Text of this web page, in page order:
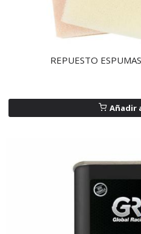
REPUESTO
Añadir